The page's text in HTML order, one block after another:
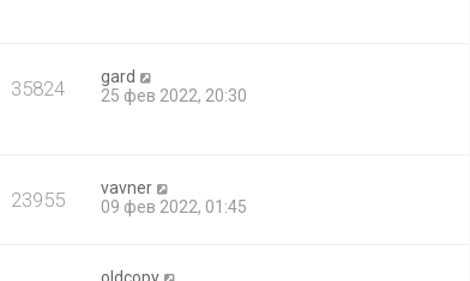
35824
gard
25 фев 2022, 20:30
23955
vavner
09 фев 2022, 01:45